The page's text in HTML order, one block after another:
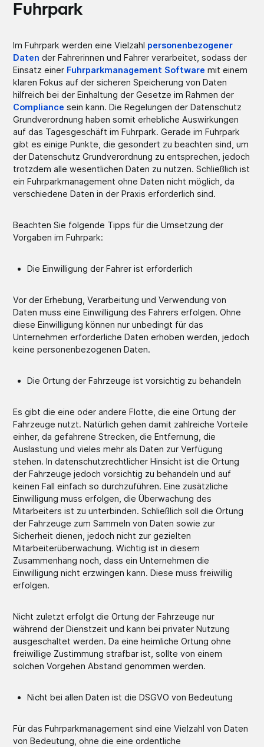
Fuhrpark
Im Fuhrpark werden eine Vielzahl personenbezogener
Daten der Fahrerinnen und Fahrer verarbeitet, sodass der
Einsatz einer Fuhrparkmanagement Software mit einem
klaren Fokus auf der sicheren Speicherung von Daten
hilfreich bei der Einhaltung der Gesetze im Rahmen der
Compliance sein kann. Die Regelungen der Datenschutz
Grundverordnung haben somit erhebliche Auswirkungen
auf das Tagesgeschäft im Fuhrpark. Gerade im Fuhrpark
gibt es einige Punkte, die gesondert zu beachten sind, um
der Datenschutz Grundverordnung zu entsprechen, jedoch
trotzdem alle wesentlichen Daten zu nutzen. Schließlich ist
ein Fuhrparkmanagement ohne Daten nicht möglich, da
verschiedene Daten in der Praxis erforderlich sind.
Beachten Sie folgende Tipps für die Umsetzung der
Vorgaben im Fuhrpark:
Die Einwilligung der Fahrer ist erforderlich
Vor der Erhebung, Verarbeitung und Verwendung von
Daten muss eine Einwilligung des Fahrers erfolgen. Ohne
diese Einwilligung können nur unbedingt für das
Unternehmen erforderliche Daten erhoben werden, jedoch
keine personenbezogenen Daten.
Die Ortung der Fahrzeuge ist vorsichtig zu behandeln
Es gibt die eine oder andere Flotte, die eine Ortung der
Fahrzeuge nutzt. Natürlich gehen damit zahlreiche Vorteile
einher, da gefahrene Strecken, die Entfernung, die
Auslastung und vieles mehr als Daten zur Verfügung
stehen. In datenschutzrechtlicher Hinsicht ist die Ortung
der Fahrzeuge jedoch vorsichtig zu behandeln und auf
keinen Fall einfach so durchzuführen. Eine zusätzliche
Einwilligung muss erfolgen, die Überwachung des
Mitarbeiters ist zu unterbinden. Schließlich soll die Ortung
der Fahrzeuge zum Sammeln von Daten sowie zur
Sicherheit dienen, jedoch nicht zur gezielten
Mitarbeiterüberwachung. Wichtig ist in diesem
Zusammenhang noch, dass ein Unternehmen die
Einwilligung nicht erzwingen kann. Diese muss freiwillig
erfolgen.
Nicht zuletzt erfolgt die Ortung der Fahrzeuge nur
während der Dienstzeit und kann bei privater Nutzung
ausgeschaltet werden. Da eine heimliche Ortung ohne
freiwillige Zustimmung strafbar ist, sollte von einem
solchen Vorgehen Abstand genommen werden.
Nicht bei allen Daten ist die DSGVO von Bedeutung
Für das Fuhrparkmanagement sind eine Vielzahl von Daten
von Bedeutung, ohne die eine ordentliche